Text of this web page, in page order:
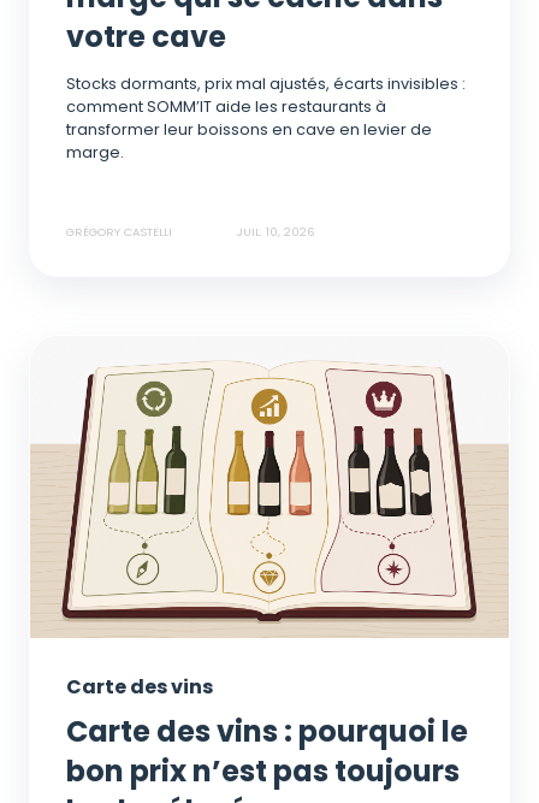
votre cave
Stocks dormants, prix mal ajustés, écarts invisibles :
comment SOMM’IT aide les restaurants à
transformer leur boissons en cave en levier de
marge.
GRÉGORY CASTELLI JUIL. 10, 2026
Carte des vins
Carte des vins : pourquoi le
bon prix n’est pas toujours